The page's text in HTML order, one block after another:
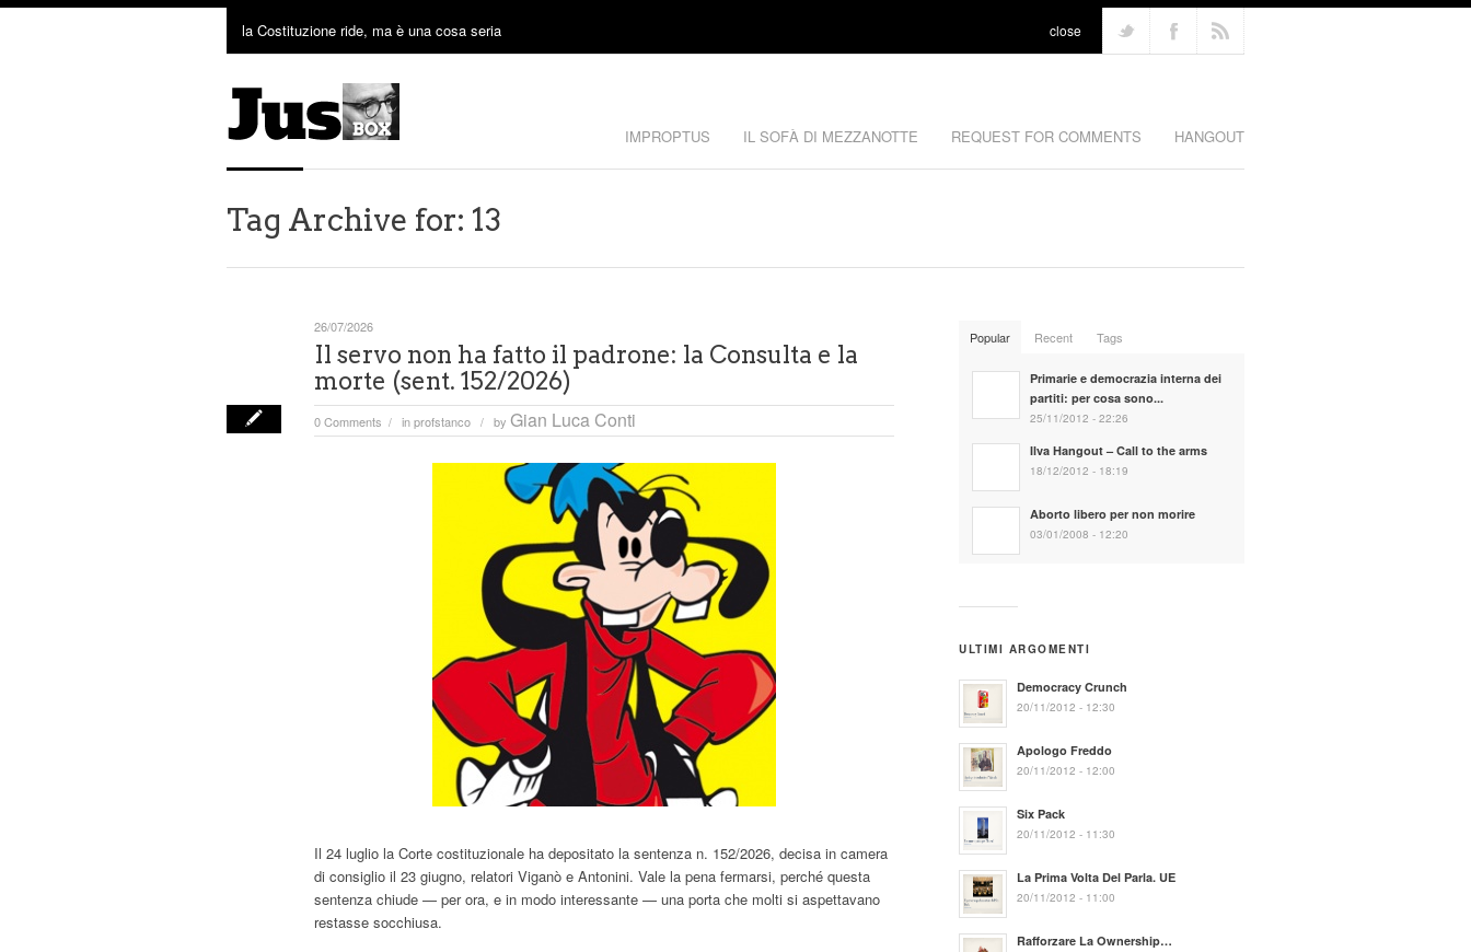
la Costituzione ride, ma è una cosa seria close
IMPROPTUS IL SOFÀ DI MEZZANOTTE REQUEST FOR COMMENTS HANGOUT
Tag Archive for: 13
Il servo non ha fatto il padrone: la Consulta e la
morte (sent. 152/2026)
0 Comments / inprofstanco / by Gian Luca Conti
26/07/2026
Il 24 luglio la Corte costituzionale ha depositato la sentenza n. 152/2026, decisa in camera
di consiglio il 23 giugno, relatori Viganò e Antonini. Vale la pena fermarsi, perché questa
sentenza chiude — per ora, e in modo interessante — una porta che molti si aspettavano
restasse socchiusa.
Popular Recent Tags
Primarie e democrazia interna dei
partiti: per cosa sono...
25/11/2012 - 22:26
Ilva Hangout – Call to the arms
18/12/2012 - 18:19
Aborto libero per non morire
03/01/2008 - 12:20
ULTIMI ARGOMENTI
Democracy Crunch
20/11/2012 - 12:30
Apologo Freddo
20/11/2012 - 12:00
Six Pack
20/11/2012 - 11:30
La Prima Volta Del Parla. UE
20/11/2012 - 11:00
Rafforzare La Ownership…